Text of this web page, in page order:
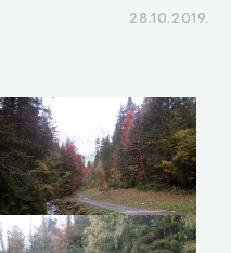
28.10.2019.